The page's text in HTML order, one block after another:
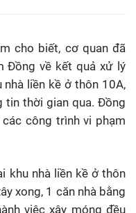
cho biết, cơ quan đã
Đồng về kết quả xử lý
liền kề ở thôn 10A,
tin thời gian qua. Đồng
công trình vi phạm
khu nhà liền kề ở thôn
xong, 1 căn nhà bằng
việc xây móng đều